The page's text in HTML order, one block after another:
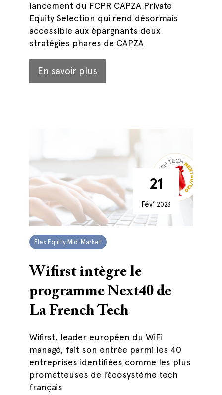
lancement du FCPR CAPZA Private
Equity Selection qui rend désormais
accessible aux épargnants deux
stratégies phares de CAPZA
En savoir plus
21
Fév’ 2023
Flex Equity Mid-Market
Wifirst intègre le
programme Next40 de
La French Tech
Wifirst, leader européen du WiFi
managé, fait son entrée parmi les 40
entreprises identifiées comme les plus
prometteuses de l’écosystème tech
français